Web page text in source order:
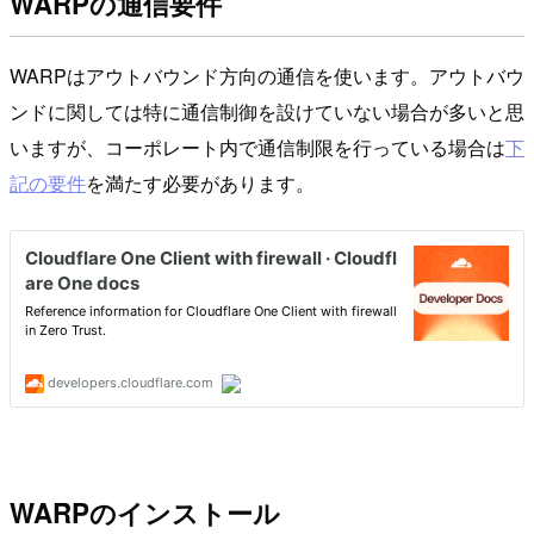
WARPはアウトバウンド方向の通信を使います。アウトバウ
ンドに関しては特に通信制御を設けていない場合が多いと思
いますが、コーポレート内で通信制限を行っている場合は下
記の要件を満たす必要があります。
WARPのインストール